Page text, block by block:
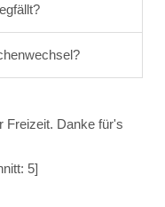
Freizeit. Danke für's
5]